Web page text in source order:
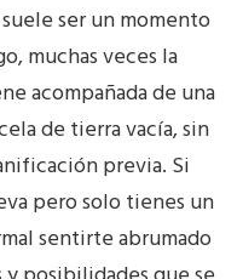
ser un momento
muchas veces la
acompañada de una
de tierra vacía, sin
previa. Si
pero solo tienes un
sentirte abrumado